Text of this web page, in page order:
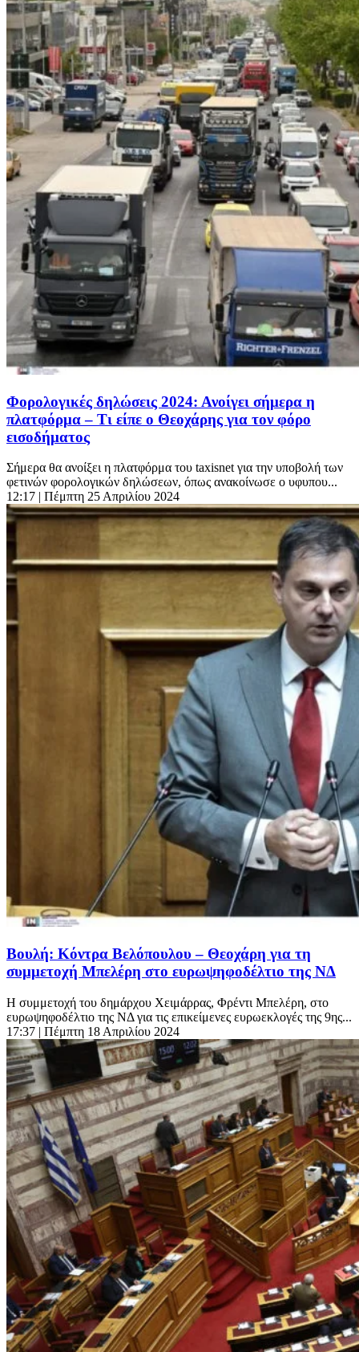
Φορολογικές δηλώσεις 2024: Ανοίγει σήμερα η
πλατφόρμα – Τι είπε ο Θεοχάρης για τον φόρο
εισοδήματος
Σήμερα θα ανοίξει η πλατφόρμα του taxisnet για την υποβολή των
φετινών φορολογικών δηλώσεων, όπως ανακοίνωσε ο υφυπου...
12:17 | Πέμπτη 25 Απριλίου 2024
Βουλή: Κόντρα Βελόπουλου – Θεοχάρη για τη
συμμετοχή Μπελέρη στο ευρωψηφοδέλτιο της ΝΔ
Η συμμετοχή του δημάρχου Χειμάρρας, Φρέντι Μπελέρη, στο
ευρωψηφοδέλτιο της ΝΔ για τις επικείμενες ευρωεκλογές της 9ης...
17:37 | Πέμπτη 18 Απριλίου 2024